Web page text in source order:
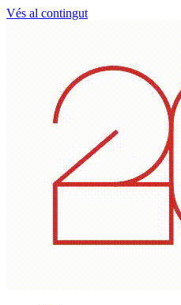
Vés al contingut